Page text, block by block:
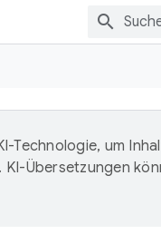
Technologie, um
Übersetzungen